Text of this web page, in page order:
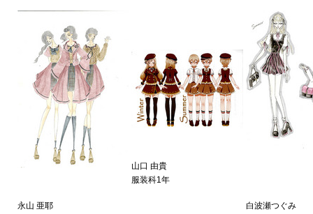
永山 亜耶
山口 由貴
服装科1年
白波瀬つぐみ